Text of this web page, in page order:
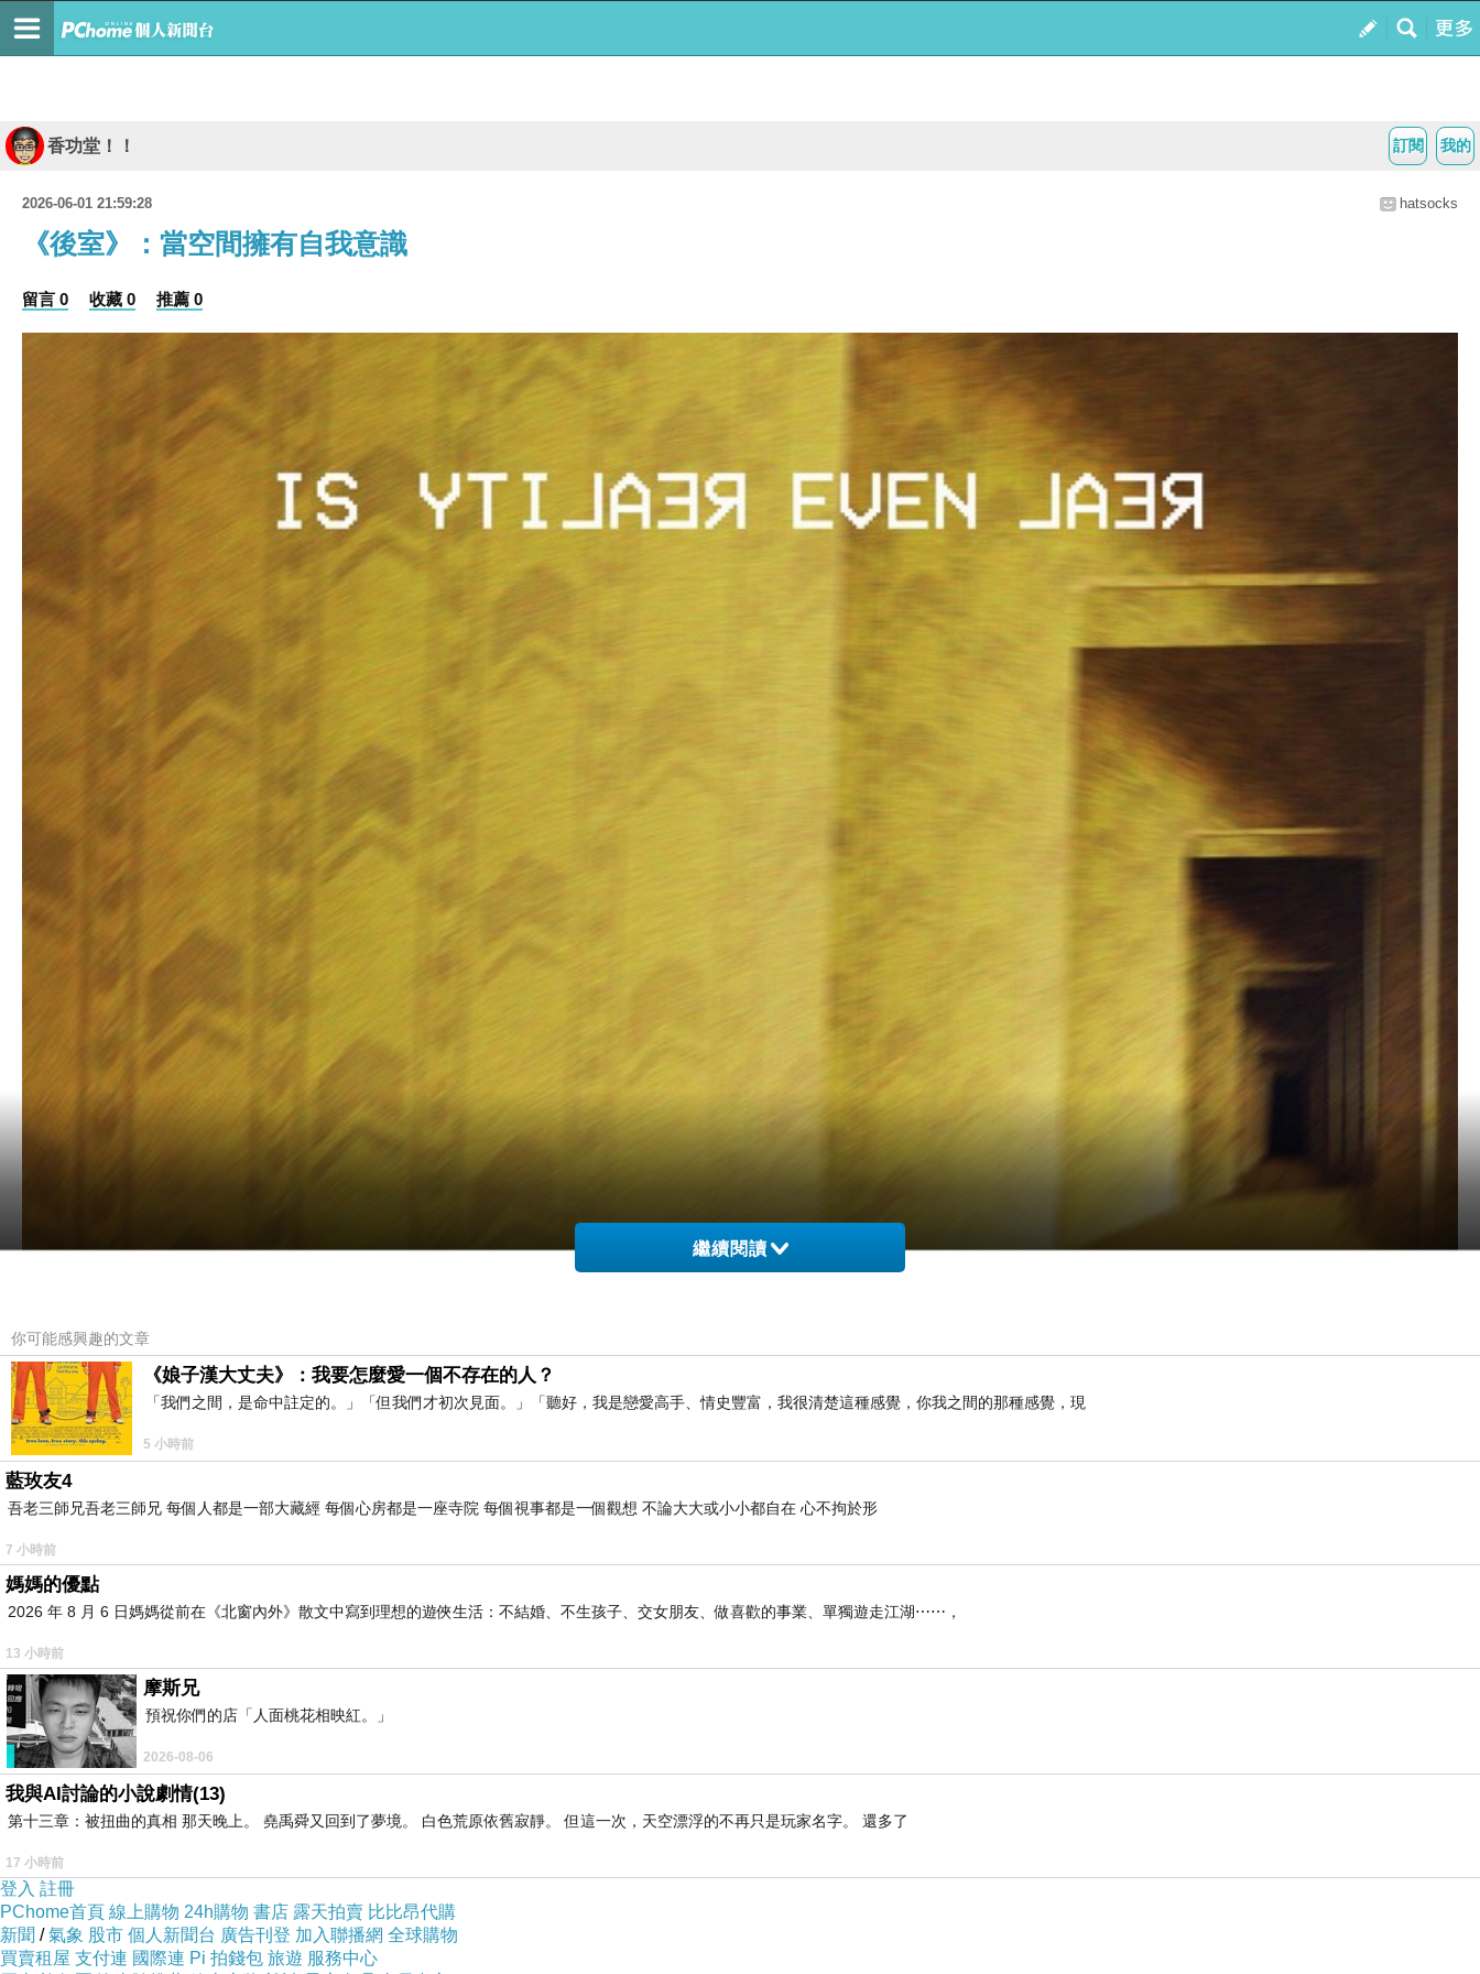
我的
訂閱
香功堂！！
2026-06-01 21:59:28 hatsocks
《後室》：當空間擁有自我意識
留言 0 收藏 0 推薦 0
繼續閱讀
你可能感興趣的文章
《娘子漢大丈夫》：我要怎麼愛一個不存在的人？
「我們之間，是命中註定的。」「但我們才初次見面。」「聽好，我是戀愛高手、情史豐富，我很清楚這種感覺，你我之間的那種感覺，現
5 小時前
藍玫友4
吾老三師兄吾老三師兄 每個人都是一部大藏經 每個心房都是一座寺院 每個視事都是一個觀想 不論大大或小小都自在 心不拘於形
7 小時前
媽媽的優點
2026 年 8 月 6 日媽媽從前在《北窗內外》散文中寫到理想的遊俠生活：不結婚、不生孩子、交女朋友、做喜歡的事業、單獨遊走江湖⋯⋯，
13 小時前
摩斯兄
預祝你們的店「人面桃花相映紅。」
2026-08-06
我與AI討論的小說劇情(13)
第十三章：被扭曲的真相 那天晚上。 堯禹舜又回到了夢境。 白色荒原依舊寂靜。 但這一次，天空漂浮的不再只是玩家名字。 還多了
17 小時前
登入 註冊
PChome首頁 線上購物 24h購物 書店 露天拍賣 比比昂代購
新聞 /氣象 股市 個人新聞台 廣告刊登 加入聯播網 全球購物
買賣租屋 支付連 國際連 Pi 拍錢包 旅遊 服務中心